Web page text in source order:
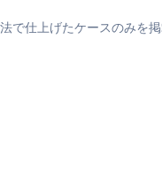
で仕上げたケースのみを